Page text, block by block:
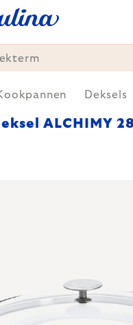
Deksels
ALCHIMY